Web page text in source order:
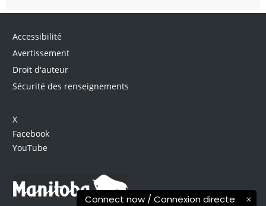
Connect now / Connexion directe
Accessibilité
Avertissement
Droit d'auteur
Sécurité des renseignements
X
Facebook
YouTube